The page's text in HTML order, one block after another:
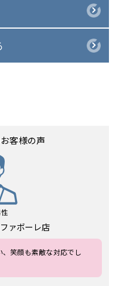
客様の声
ァボーレ店
笑顔も素敵な対応でし